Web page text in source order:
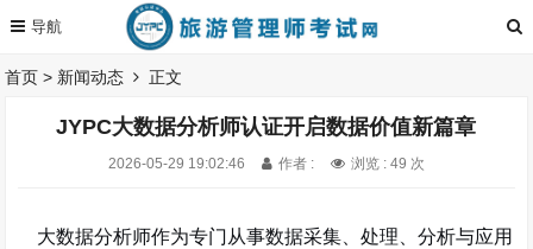
首页 > 新闻动态 正文
JYPC大数据分析师认证开启数据价值新篇章
2026-05-29 19:02:46 作者 : 浏览 : 49 次
大数据分析师作为专门从事数据采集、处理、分析与应用